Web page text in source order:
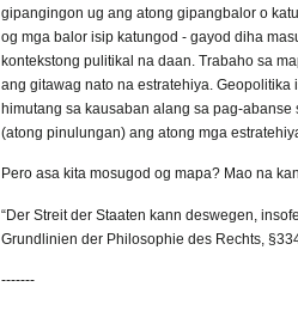
gipangingon ug ang atong gipangbalor o
og mga balor isip katungod - gayod diha
kontekstong pulitikal na daan. Trabaho sa
ang gitawag nato na estratehiya.
himutang sa kausaban alang sa pag-
(atong pinulungan) ang atong mga
Pero asa kita mosugod og mapa? Mao na
“Der Streit der Staaten kann deswegen,
Grundlinien der Philosophie des Rechts,
-------